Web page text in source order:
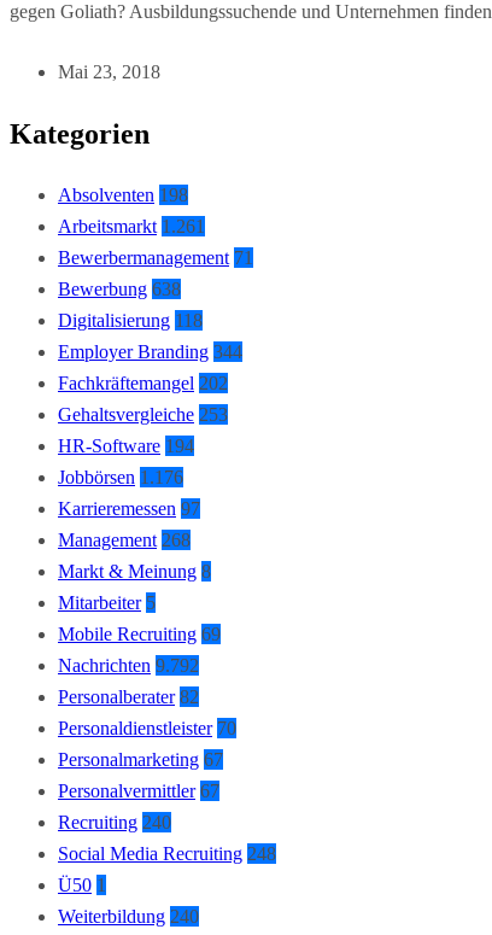
gegen Goliath? Ausbildungssuchende und Unternehmen finden
Mai 23, 2018
Kategorien
Absolventen 198
Arbeitsmarkt 1.261
Bewerbermanagement 71
Bewerbung 638
Digitalisierung 118
Employer Branding 344
Fachkräftemangel 202
Gehaltsvergleiche 253
HR-Software 194
Jobbörsen 1.176
Karrieremessen 97
Management 268
Markt & Meinung 8
Mitarbeiter 5
Mobile Recruiting 69
Nachrichten 9.792
Personalberater 82
Personaldienstleister 70
Personalmarketing 67
Personalvermittler 67
Recruiting 240
Social Media Recruiting 248
Ü50 1
Weiterbildung 240